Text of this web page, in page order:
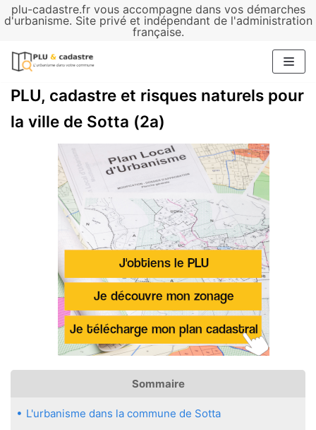
plu-cadastre.fr vous accompagne dans vos démarches
d'urbanisme. Site privé et indépendant de l'administration
française.
Aller
contenu
PLU, cadastre et risques naturels pour
la ville de Sotta (2a)
Sommaire
L'urbanisme dans la commune de Sotta